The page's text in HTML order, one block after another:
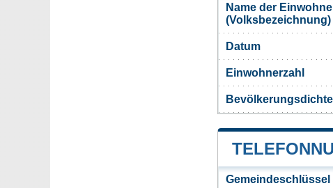
Name der
(Volksbezeichnung)
Datum
Einwohnerzahl
Gemeindeschlüssel